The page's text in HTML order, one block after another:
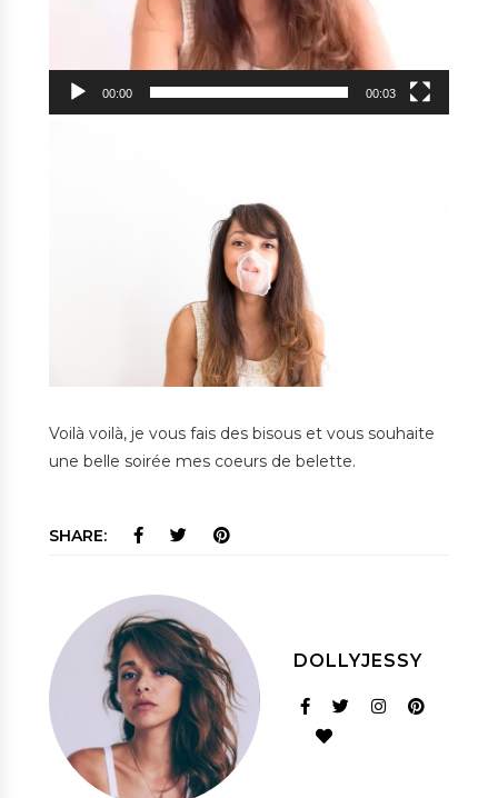
00:00 00:03
Voilà voilà, je vous fais des bisous et vous souhaite
une belle soirée mes coeurs de belette.
SHARE:
DOLLYJESSY